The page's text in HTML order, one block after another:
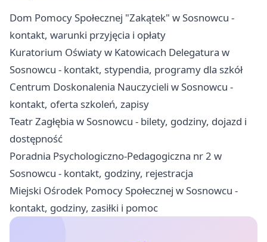
Dom Pomocy Społecznej "Zakątek" w Sosnowcu -
kontakt, warunki przyjęcia i opłaty
Kuratorium Oświaty w Katowicach Delegatura w
Sosnowcu - kontakt, stypendia, programy dla szkół
Centrum Doskonalenia Nauczycieli w Sosnowcu -
kontakt, oferta szkoleń, zapisy
Teatr Zagłębia w Sosnowcu - bilety, godziny, dojazd i
dostępność
Poradnia Psychologiczno-Pedagogiczna nr 2 w
Sosnowcu - kontakt, godziny, rejestracja
Miejski Ośrodek Pomocy Społecznej w Sosnowcu -
kontakt, godziny, zasiłki i pomoc